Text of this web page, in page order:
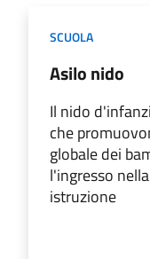
SCUOLA
Asilo nido
Il nido
che
globale dei
l'ingresso
istruzione